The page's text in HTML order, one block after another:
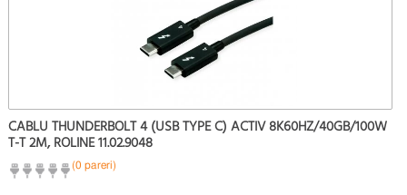
CABLU THUNDERBOLT 4 (USB TYPE C) ACTIV 8K60HZ/40GB/100W
T-T 2M, ROLINE 11.02.9048
(0 pareri)